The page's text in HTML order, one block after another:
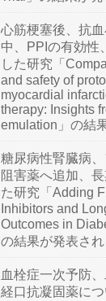
心筋梗塞後、抗
中、PPIの有効性
した研究「
and safety of
myocardial
therapy: Insights
emulation」の結
糖尿病性腎臓病
阻害薬へ追加、
た研究「Adding
Inhibitors and
Outcomes in
の結果が発表され
血栓症一次予防
経口抗凝固薬に